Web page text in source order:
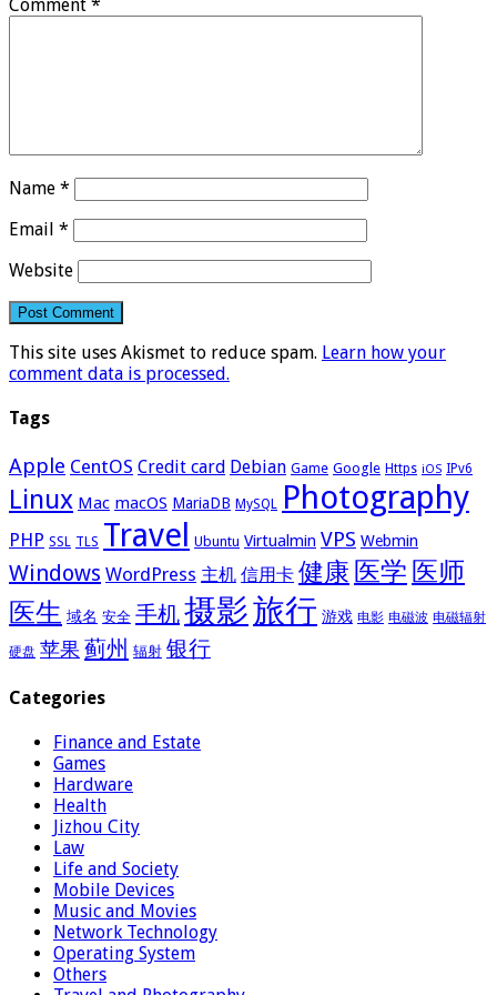
Comment *
Name *
Email *
Website
This site uses Akismet to reduce spam. Learn how your
comment data is processed.
Tags
Apple CentOS Credit card Debian Game Google Https iOS IPv6
Linux Mac macOS MariaDB MySQL Photography
PHP SSL TLS Travel Ubuntu Virtualmin VPS Webmin
Windows WordPress 主机 信用卡 健康 医学 医师
医生 域名 安全 手机摄影旅行 游戏 电影 电磁波 电磁辐射
硬盘 苹果 蓟州 辐射 银行
Categories
Finance and Estate
Games
Hardware
Health
Jizhou City
Law
Life and Society
Mobile Devices
Music and Movies
Network Technology
Operating System
Others